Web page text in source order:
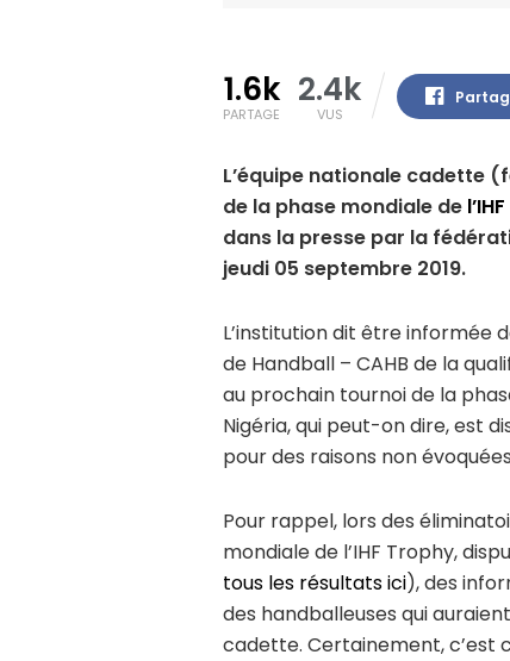
1.6k
PARTAGE
2.4k
VUS
L’équipe nationale cadette
de la phase mondiale de l’IHF
dans la presse par la
jeudi 05 septembre 2019.
L’institution dit être informée
de Handball – CAHB de la
au prochain tournoi de la
Nigéria, qui peut-on dire, est
pour des raisons non
Pour rappel, lors des
mondiale de l’IHF Trophy,
tous les résultats ici), des
des handballeuses qui
cadette. Certainement, c’est